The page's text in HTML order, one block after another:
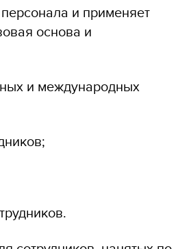
и применяет
основа и
и международных